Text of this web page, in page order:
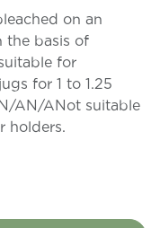
on an
the basis of
for
for 1 to 1.25
AN/ANot suitable
holders.